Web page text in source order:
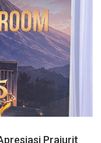
Prajurit